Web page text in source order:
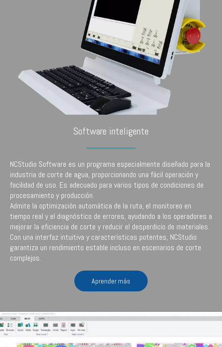
Software inteligente
NCStudio Software es un programa especialmente diseñado para la
industria de corte de agua, proporcionando una fácil operación y
facilidad de uso. Es adecuado para varios tipos de condiciones de
procesamiento y producción.
Admite la optimización automática de la ruta, el monitoreo en
tiempo real y el diagnóstico de errores, ayudando a los operadores a
mejorar la eficiencia de corte y reducir el desperdicio de materiales.
Con una interfaz intuitiva y características potentes, NCStudio
garantiza un rendimiento estable incluso en escenarios de corte
complejos.
Aprender más